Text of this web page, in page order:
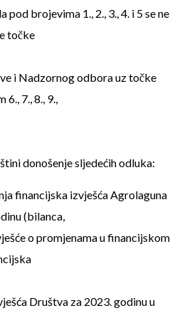
pod brojevima 1., 2., 3., 4. i 5 se ne
točke
i Nadzornog odbora uz točke
7., 8., 9.,
donošenje sljedećih odluka:
financijska izvješća Agrolaguna
(bilanca,
o promjenama u financijskom
Društva za 2023. godinu u